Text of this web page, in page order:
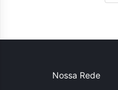
Nossa Rede